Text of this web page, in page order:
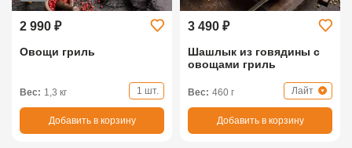
2 990 ₽
Овощи гриль
Вес: 1,3 кг 1 шт.
Добавить в корзину
3 490 ₽
Шашлык из говядины с
овощами гриль
Вес: 460 г Лайт
Добавить в корзину